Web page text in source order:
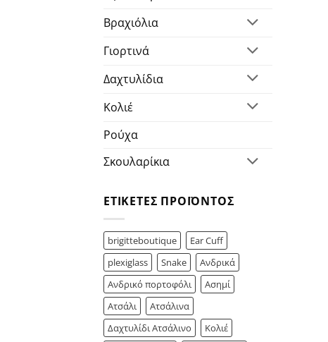
Βραχιόλια
Γιορτινά
Δαχτυλίδια
Κολιέ
Ρούχα
Σκουλαρίκια
ΕΤΙΚΈΤΕΣ ΠΡΟΪΌΝΤΟΣ
brigitteboutique
Ear Cuff
plexiglass
Snake
Ανδρικά
Ανδρικό πορτοφόλι
Ασημί
Ατσάλι
Ατσάλινα
Δαχτυλίδι Ατσάλινο
Κολιέ